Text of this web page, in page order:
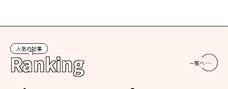
人気の記事
Ranking 一覧へ